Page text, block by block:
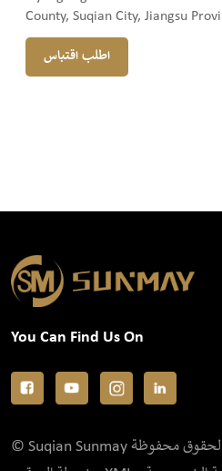
County, Suqian City, Jiangsu
اطلب اقتباس
You Can Find Us On